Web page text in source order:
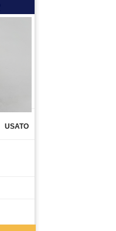
USATO